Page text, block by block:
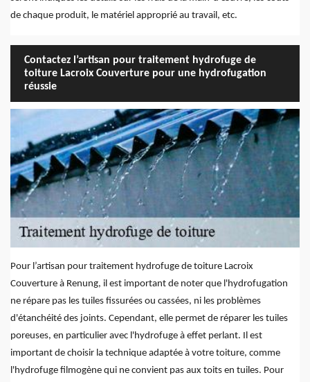
de chaque produit, le matériel approprié au travail, etc.
Contactez l’artisan pour traitement hydrofuge de
toiture Lacroix Couverture pour une hydrofugation
réussie
Pour l’artisan pour traitement hydrofuge de toiture Lacroix
Couverture à Renung, il est important de noter que l'hydrofugation
ne répare pas les tuiles fissurées ou cassées, ni les problèmes
d'étanchéité des joints. Cependant, elle permet de réparer les tuiles
poreuses, en particulier avec l'hydrofuge à effet perlant. Il est
important de choisir la technique adaptée à votre toiture, comme
l'hydrofuge filmogène qui ne convient pas aux toits en tuiles. Pour